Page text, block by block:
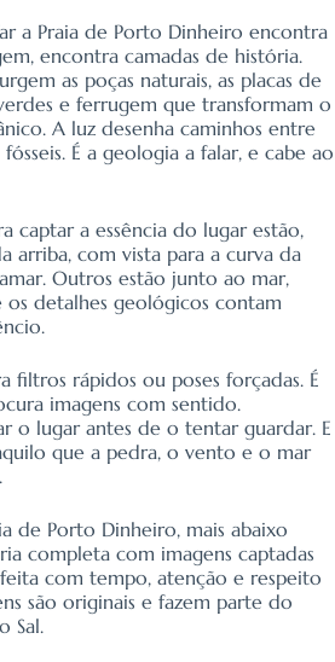
a Praia de Porto Dinheiro encontra
encontra camadas de história.
as poças naturais, as placas de
e ferrugem que transformam o
A luz desenha caminhos entre
É a geologia a falar, e cabe ao
captar a essência do lugar estão,
arriba, com vista para a curva da
Outros estão junto ao mar,
os detalhes geológicos contam
filtros rápidos ou poses forçadas. É
imagens com sentido.
o lugar antes de o tentar guardar. E
que a pedra, o vento e o mar
de Porto Dinheiro, mais abaixo
completa com imagens captadas
com tempo, atenção e respeito
são originais e fazem parte do
Sal.